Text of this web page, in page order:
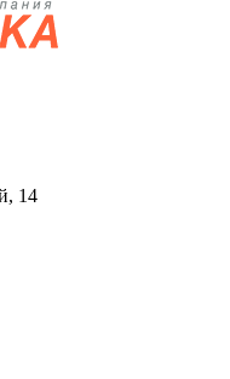
14